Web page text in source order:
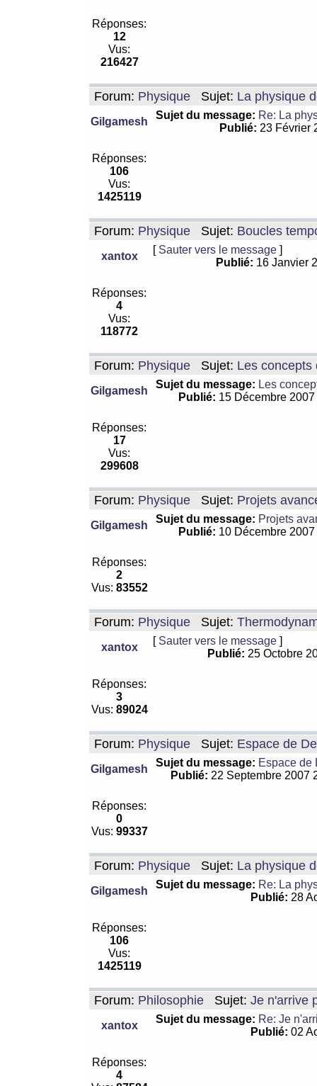
Réponses:
12
Vus:
216427
Forum: Physique Sujet: La physique
Gilgamesh
Sujet du message: Re: La
Publié: 23 Février
Réponses:
106
Vus:
1425119
Forum: Physique Sujet: Boucles
xantox
[ Sauter vers le message ]
Publié: 16 Janvier
Réponses:
4
Vus:
118772
Forum: Physique Sujet: Les concepts
Gilgamesh
Sujet du message: Les
Publié: 15 Décembre
Réponses:
17
Vus:
299608
Forum: Physique Sujet: Projets
Gilgamesh
Sujet du message: Projets
Publié: 10 Décembre
Réponses:
2
Vus: 83552
Forum: Physique Sujet:
xantox
[ Sauter vers le message ]
Publié: 25 Octobre
Réponses:
3
Vus: 89024
Forum: Physique Sujet: Espace de
Gilgamesh
Sujet du message: Espace de
Publié: 22 Septembre 2007
Réponses:
0
Vus: 99337
Forum: Physique Sujet: La physique
Gilgamesh
Sujet du message: Re: La
Publié: 28
Réponses:
106
Vus:
1425119
Forum: Philosophie Sujet: Je n'arrive
xantox
Sujet du message: Re: Je
Publié: 02
Réponses:
4